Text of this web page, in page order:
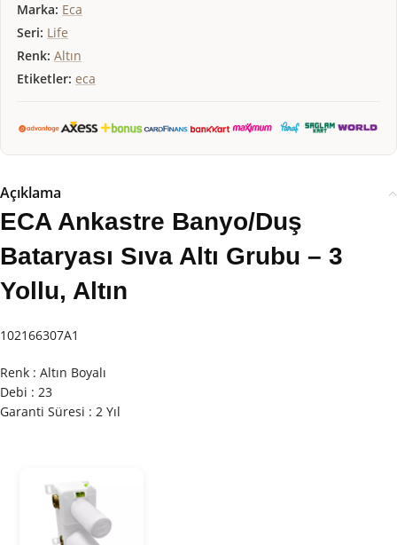
Marka: Eca
Seri: Life
Renk: Altın
Etiketler: eca
Açıklama
ECA Ankastre Banyo/Duş
Bataryası Sıva Altı Grubu – 3
Yollu, Altın
102166307A1
Renk : Altın Boyalı
Debi : 23
Garanti Süresi : 2 Yıl